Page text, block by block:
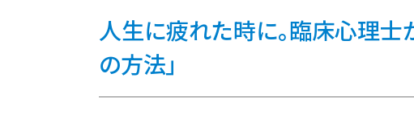
人生に疲れた時に。臨床心理士
の方法」